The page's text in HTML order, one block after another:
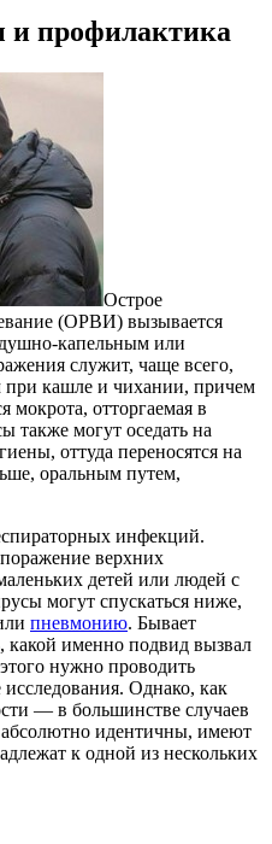
профилактика
Острое
(ОРВИ) вызывается
капельным или
служит, чаще всего,
при кашле и чихании, причем
мокрота, отторгаемая в
также могут оседать на
оттуда переносятся на
оральным путем,
инфекций.
верхних
детей или людей с
могут спускаться ниже,
пневмонию. Бывает
какой именно подвид вызвал
нужно проводить
Однако, как
— в большинстве случаев
абсолютно идентичны, имеют
к одной из нескольких